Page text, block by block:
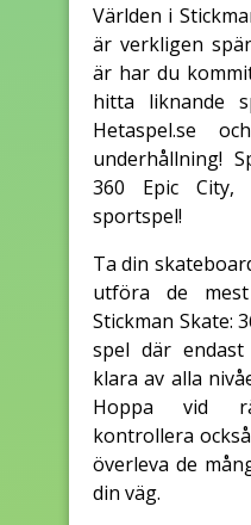
Världen i
är verkligen
är har du
hitta liknande
Hetaspel.se
underhållning!
360 Epic
sportspel!
Ta din
utföra de
Stickman Skate:
spel där
klara av alla
Hoppa vid
kontrollera
överleva de
din väg.